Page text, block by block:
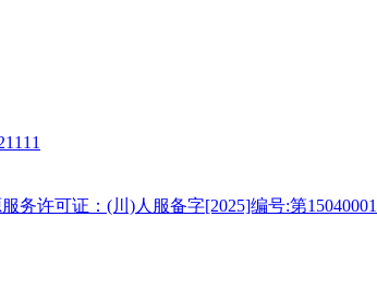
务许可证：(川)人服备字[2025]编号:第